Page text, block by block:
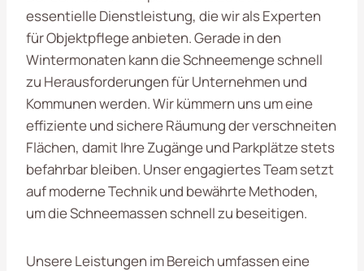
essentielle Dienstleistung, die wir als Experten
für Objektpflege anbieten. Gerade in den
Wintermonaten kann die Schneemenge schnell
zu Herausforderungen für Unternehmen und
Kommunen werden. Wir kümmern uns um eine
effiziente und sichere Räumung der verschneiten
Flächen, damit Ihre Zugänge und Parkplätze stets
befahrbar bleiben. Unser engagiertes Team setzt
auf moderne Technik und bewährte Methoden,
um die Schneemassen schnell zu beseitigen.
Unsere Leistungen im Bereich umfassen eine